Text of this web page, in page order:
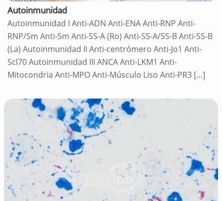
Autoinmunidad
Autoinmunidad I Anti-ADN Anti-ENA Anti-RNP Anti-
RNP/Sm Anti-Sm Anti-SS-A (Ro) Anti-SS-A/SS-B Anti-SS-B
(La) Autoinmunidad II Anti-centrómero Anti-Jo1 Anti-
Scl70 Autoinmunidad III ANCA Anti-LKM1 Anti-
Mitocondria Anti-MPO Anti-Músculo Liso Anti-PR3 […]